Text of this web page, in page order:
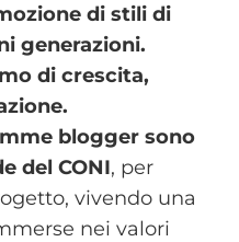
di stili di
generazioni.
di crescita,
blogger sono
del CONI, per
vivendo una
nei valori